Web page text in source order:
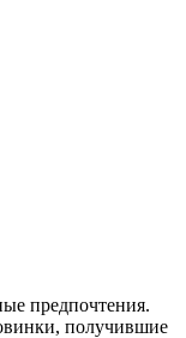
предпочтения.
получившие